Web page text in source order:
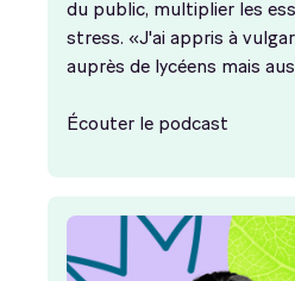
du public, multiplier les
stress. «J'ai appris à
auprès de lycéens mais
Écouter le podcast